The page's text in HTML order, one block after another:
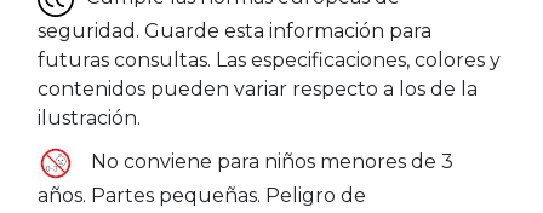
seguridad. Guarde esta información para
futuras consultas. Las especificaciones, colores y
contenidos pueden variar respecto a los de la
ilustración.
No conviene para niños menores de 3
años. Partes pequeñas. Peligro de